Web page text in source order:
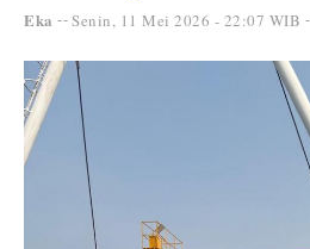
Eka Senin, 11 Mei 2026 - 22:07 WIB